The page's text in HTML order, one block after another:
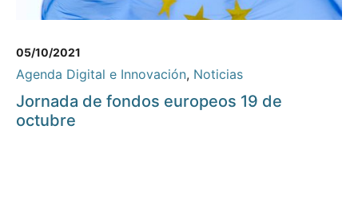
05/10/2021
Agenda Digital e Innovación, Noticias
Jornada de fondos europeos 19 de
octubre